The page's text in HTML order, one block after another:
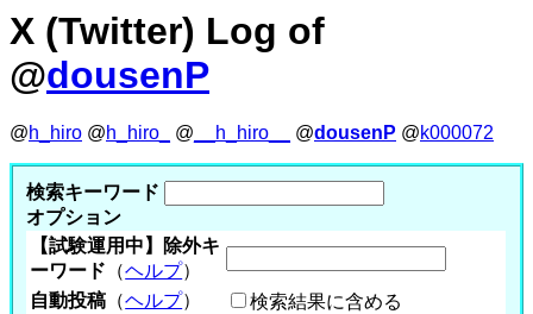
X (Twitter) Log of
@dousenP
@h_hiro @h_hiro_ @ __h_hiro__ @dousenP @k000072
検索キーワード
オプション
【試験運用中】除外キ
ーワード （ヘルプ）
自動投稿 （ヘルプ） 検索結果に含める